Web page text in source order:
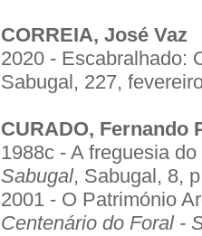
CORREIA, José Vaz
2020 - Escabralhado:
Sabugal, 227,
CURADO, Fernando
1988c - A freguesia
Sabugal, Sabugal, 8,
2001 - O Património
Centenário do Foral -